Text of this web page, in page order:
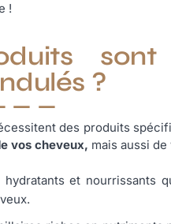
!
?
des produits
vos cheveux, mais aussi
hydratants et nourrissants